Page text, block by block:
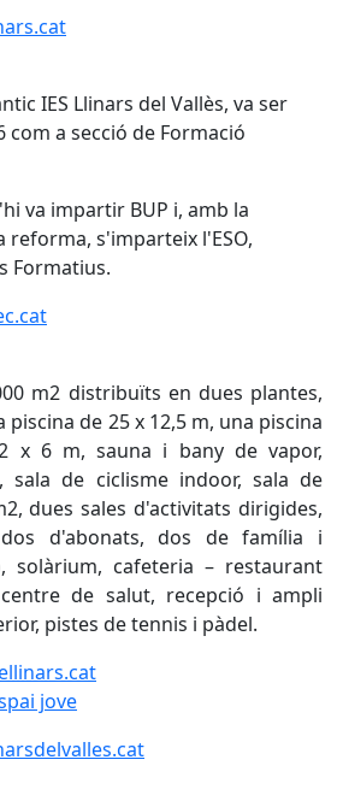
IES Llinars del Vallès, va ser
com a secció de Formació
va impartir BUP i, amb la
reforma, s'imparteix l'ESO,
Formatius.
m2 distribuïts en dues plantes,
de 25 x 12,5 m, una piscina
x 6 m, sauna i bany de vapor,
sala de ciclisme indoor, sala de
dues sales d'activitats dirigides,
d'abonats, dos de família i
solàrium, cafeteria – restaurant
de salut, recepció i ampli
pistes de tennis i pàdel.
jove
jove